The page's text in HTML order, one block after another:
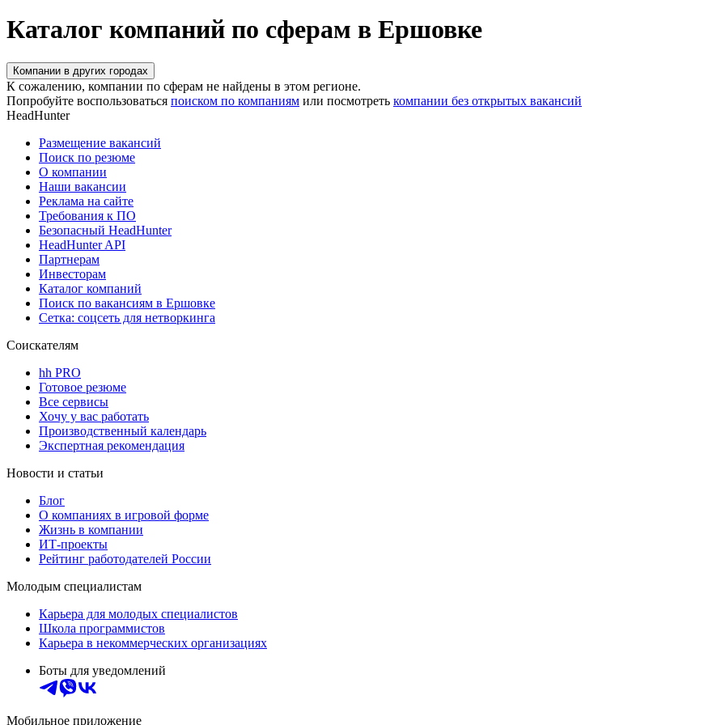
Каталог компаний по сферам в Ершовке
Компании в других городах
К сожалению, компании по сферам не найдены в этом регионе.
Попробуйте воспользоваться поиском по компаниям или посмотреть компании без открытых вакансий
HeadHunter
Размещение вакансий
Поиск по резюме
О компании
Наши вакансии
Реклама на сайте
Требования к ПО
Безопасный HeadHunter
HeadHunter API
Партнерам
Инвесторам
Каталог компаний
Поиск по вакансиям в Ершовке
Сетка: соцсеть для нетворкинга
Соискателям
hh PRO
Готовое резюме
Все сервисы
Хочу у вас работать
Производственный календарь
Экспертная рекомендация
Новости и статьи
Блог
О компаниях в игровой форме
Жизнь в компании
ИТ-проекты
Рейтинг работодателей России
Молодым специалистам
Карьера для молодых специалистов
Школа программистов
Карьера в некоммерческих организациях
Боты для уведомлений
Мобильное приложение